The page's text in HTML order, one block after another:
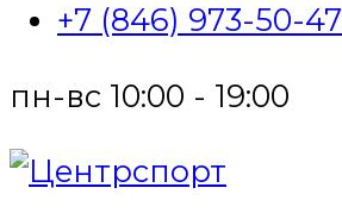
+7 (846) 973-50-47
пн-вс 10:00 - 19:00